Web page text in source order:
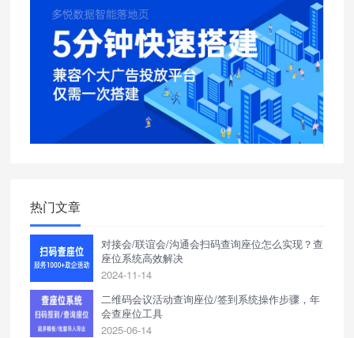
热门文章
对接会/联谊会/沟通会扫码查询座位怎么实现？查
座位系统高效解决
2024-11-14
二维码会议活动查询座位/签到系统操作步骤，年
会查座位工具
2025-06-14